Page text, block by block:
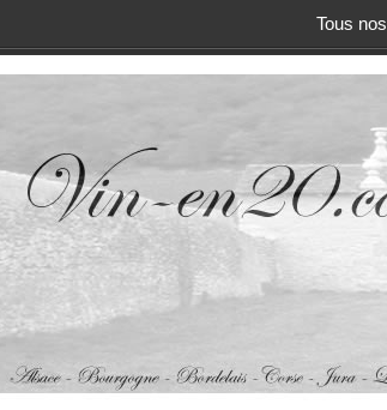
Tous